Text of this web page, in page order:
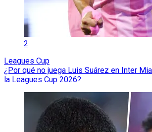
2
Leagues Cup
¿Por qué no juega Luis Suárez en Inter
la Leagues Cup 2026?